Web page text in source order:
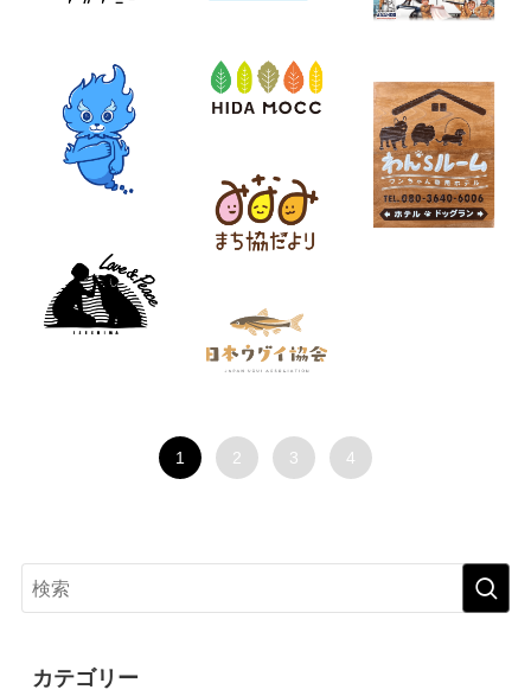
1 2 3 4
カテゴリー